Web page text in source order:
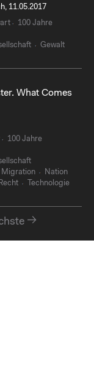
11.05.2017
100 Jahre
Gewalt
What Comes
100 Jahre
Migration
Nation
Recht
Technologie